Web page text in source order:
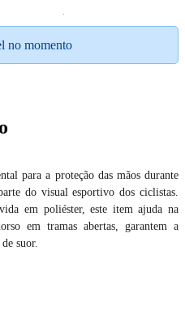
no momento
para a proteção das mãos durante
do visual esportivo dos ciclistas.
em poliéster, este item ajuda na
em tramas abertas, garantem a
suor.